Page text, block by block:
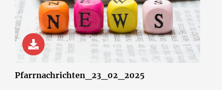
© wsf-sh/Shotshop.com
Pfarrnachrichten_23_02_2025